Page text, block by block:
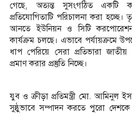
গেছে, অত্যন্ত সুসংগঠিত একটি
প্রতিযোগিতাটি পরিচালনা করা
আনতে ইউনিয়ন ও সিটি করপোরেশন
কার্যক্রম চলছে। এভাবে পর্যায়ক্রমে
ধাপ পেরিয়ে সেরা প্রতিভারা জাতীয়
প্রমাণ করার প্রস্তুতি নিচ্ছে।
যুব ও ক্রীড়া প্রতিমন্ত্রী মো. আমিনুল
সুষ্ঠুভাবে সম্পাদন করতে পুরো